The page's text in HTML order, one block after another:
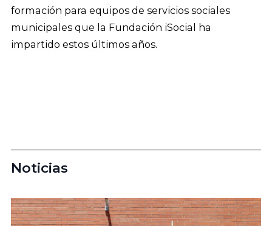
formación para equipos de servicios sociales
municipales que la Fundación iSocial ha
impartido estos últimos años.